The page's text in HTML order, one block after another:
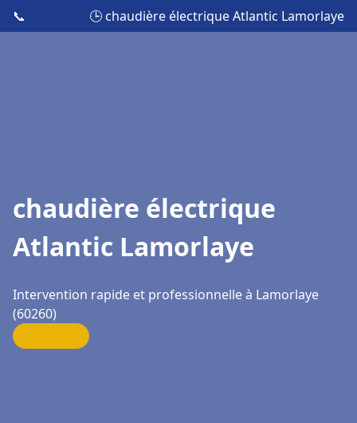
📞 🕒 chaudière électrique Atlantic Lamorlaye
chaudière électrique
Atlantic Lamorlaye
Intervention rapide et professionnelle à Lamorlaye
(60260)